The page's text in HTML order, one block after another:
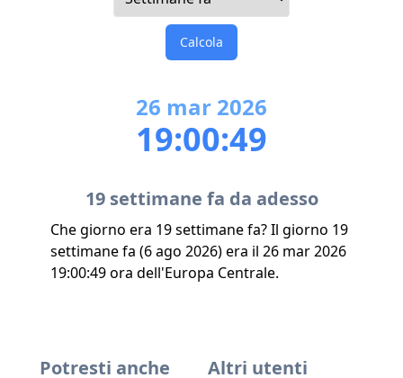
Calcola
26 mar 2026
19:00:49
19 settimane fa da adesso
Che giorno era 19 settimane fa? Il giorno 19
settimane fa (6 ago 2026) era il 26 mar 2026
19:00:49 ora dell'Europa Centrale.
Potresti anche
Altri utenti